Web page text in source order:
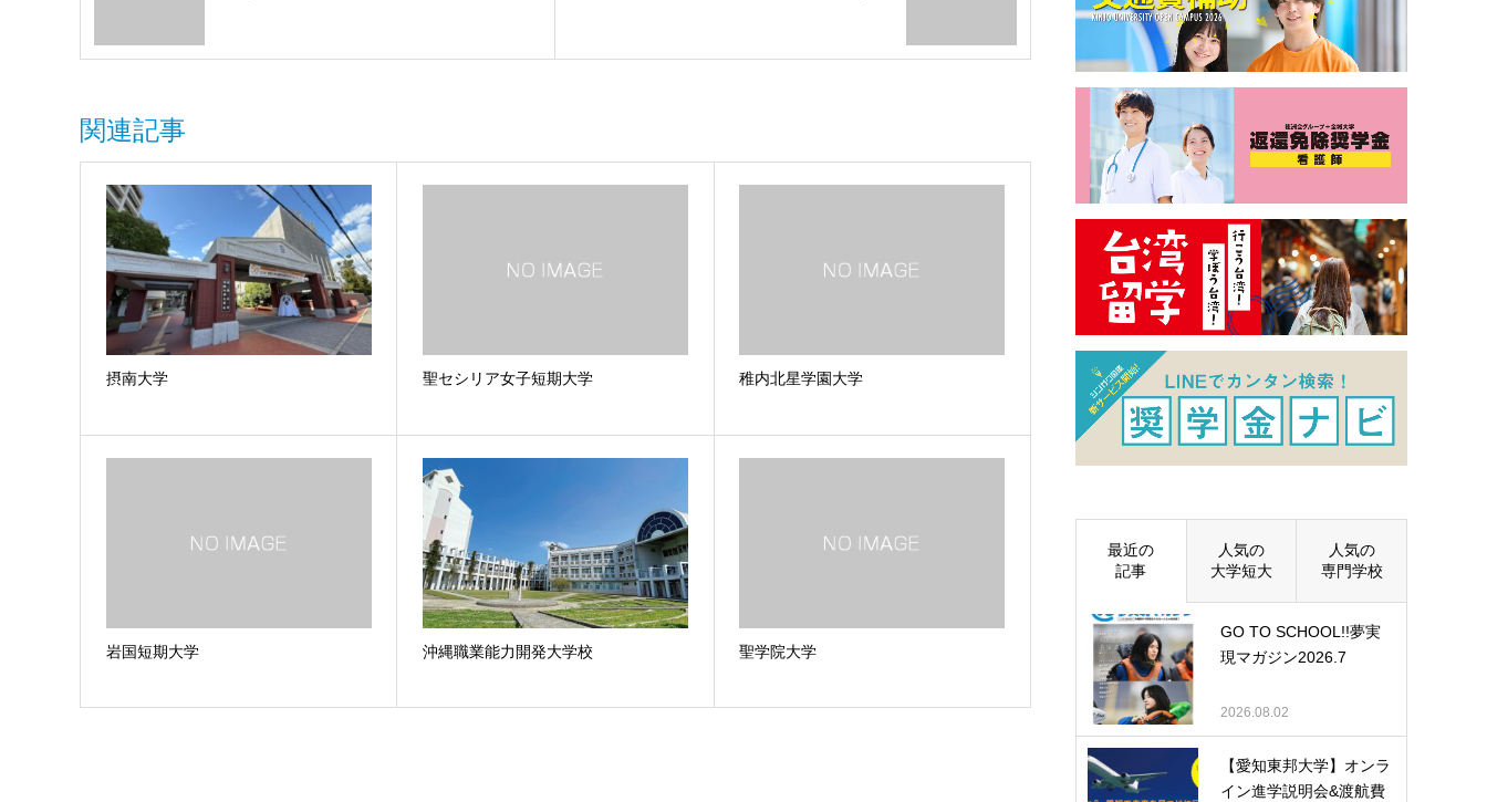
関連記事
摂南大学 聖セシリア女子短期大学 稚内北星学園大学
岩国短期大学 沖縄職業能力開発大学校 聖学院大学
最近の
記事
人気の
大学短大
人気の
専門学校
GO TO SCHOOL!!夢実
現マガジン2026.7
2026.08.02
【愛知東邦大学】オンラ
イン進学説明会&渡航費